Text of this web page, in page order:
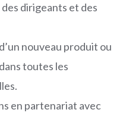
dirigeants et des
nouveau produit ou
toutes les
en partenariat avec